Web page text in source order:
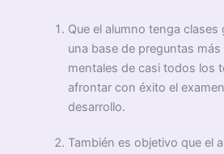
Que el alumno tenga clases
una base de preguntas
mentales de casi todos los
afrontar con éxito el
desarrollo.
También es objetivo que el